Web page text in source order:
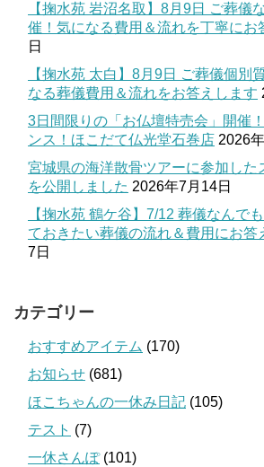
【掬水苑 岩沼名取】8月9日 ご葬儀
催！気になる費用＆流れを丁寧にお
日
【掬水苑 太白】8月9日 ご葬儀個別
なる葬儀費用＆流れをお答えします
3日間限りの「お仏壇特売会」開催
ンス！ほこだて仏光堂石巻店 2026
宮城県の海洋散骨ツアーに参加した
を公開しました 2026年7月14日
【掬水苑 鶴ケ谷】7/12 葬儀なんで
ておきたい葬儀の流れ＆費用にお答
7日
カテゴリー
おすすめアイテム (170)
お知らせ (681)
ほこちゃんの一休み日記 (105)
テスト (7)
一休さんぽ(101)